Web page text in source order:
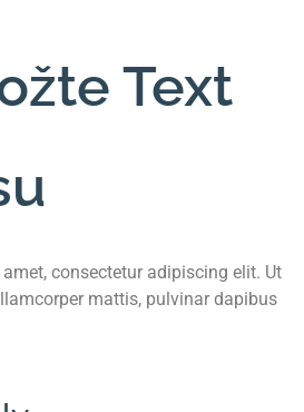
Text
consectetur adipiscing elit. Ut
mattis, pulvinar dapibus